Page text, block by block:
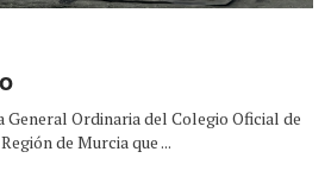
General Ordinaria del Colegio Oficial de
de Murcia que ...